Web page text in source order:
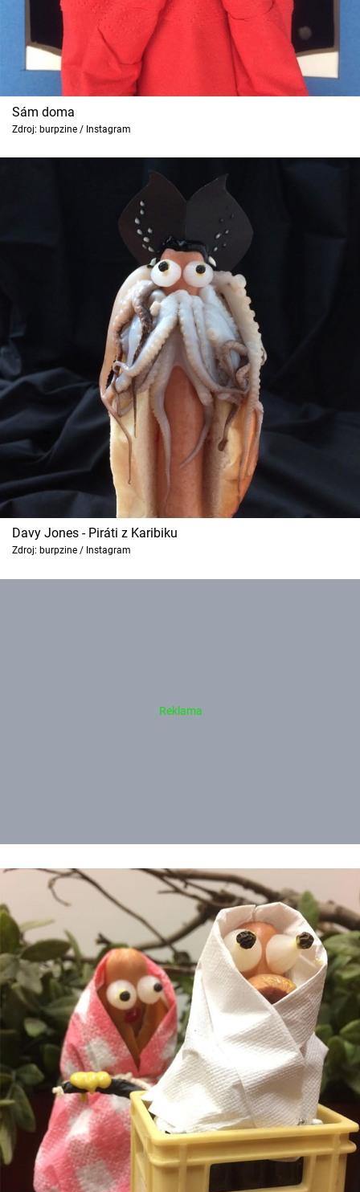
Cool Esport
Pořady
TV Program
Sledujte prima+
Sám doma
Zdroj: burpzine / Instagram
Davy Jones - Piráti z Karibiku
Zdroj: burpzine / Instagram